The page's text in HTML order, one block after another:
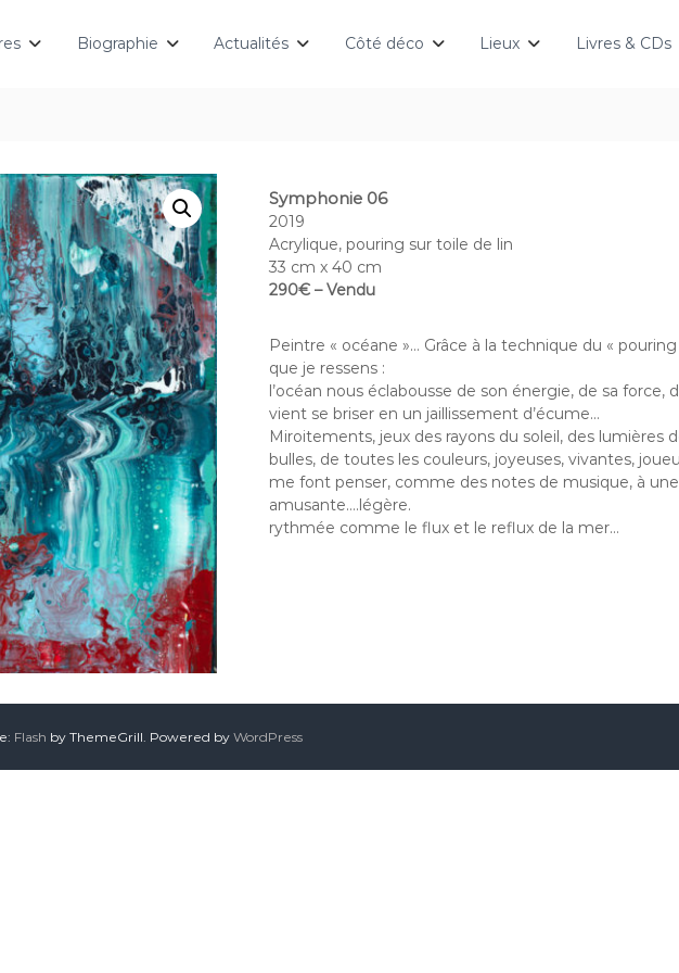
Biographie Actualités Côté déco Lieux Livres & CDs
Symphonie 06
2019
Acrylique, pouring sur toile de lin
33 cm x 40 cm
290€ – Vendu
Peintre « océane »… Grâce à la technique du «
que je ressens :
l’océan nous éclabousse de son énergie, de sa force,
vient se briser en un jaillissement d’écume…
Miroitements, jeux des rayons du soleil, des lumières
bulles, de toutes les couleurs, joyeuses, vivantes,
me font penser, comme des notes de musique, à
amusante….légère.
rythmée comme le flux et le reflux de la mer…
Flash by ThemeGrill. Powered by WordPress